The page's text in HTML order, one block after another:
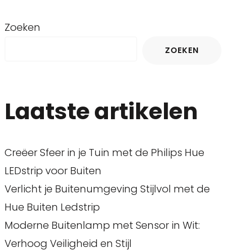
Zoeken
ZOEKEN
Laatste artikelen
Creëer Sfeer in je Tuin met de Philips Hue
LEDstrip voor Buiten
Verlicht je Buitenumgeving Stijlvol met de
Hue Buiten Ledstrip
Moderne Buitenlamp met Sensor in Wit:
Verhoog Veiligheid en Stijl